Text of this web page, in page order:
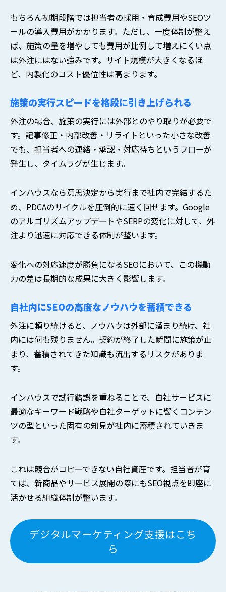
もちろん初期段階では担当者の採用・育成費用やSEOツ
ールの導入費用がかかります。ただし、一度体制が整え
ば、施策の量を増やしても費用が比例して増えにくい点
は外注にはない強みです。サイト規模が大きくなるほ
ど、内製化のコスト優位性は高まります。
施策の実行スピードを格段に引き上げられる
外注の場合、施策の実行には外部とのやり取りが必要で
す。記事修正・内部改善・リライトといった小さな改善
でも、担当者への連絡・承認・対応待ちというフローが
発生し、タイムラグが生じます。
インハウスなら意思決定から実行まで社内で完結するた
め、PDCAのサイクルを圧倒的に速く回せます。Google
のアルゴリズムアップデートやSERPの変化に対して、外
注より迅速に対応できる体制が整います。
変化への対応速度が勝負になるSEOにおいて、この機動
力の差は長期的な成果に大きく影響します。
自社内にSEOの高度なノウハウを蓄積できる
外注に頼り続けると、ノウハウは外部に溜まり続け、社
内には何も残りません。契約が終了した瞬間に施策が止
まり、蓄積されてきた知識も流出するリスクがありま
す。
インハウスで試行錯誤を重ねることで、自社サービスに
最適なキーワード戦略や自社ターゲットに響くコンテン
ツの型といった固有の知見が社内に蓄積されていきま
す。
これは競合がコピーできない自社資産です。担当者が育
てば、新商品やサービス展開の際にもSEO視点を即座に
活かせる組織体制が整います。
デジタルマーケティング支援はこち
ら